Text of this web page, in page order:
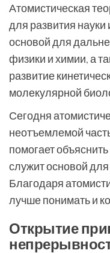
Атомистическая
для развития
основой для
физики и химии, а
развитие
молекулярной
Сегодня
неотъемлемой
помогает
служит основой
Благодаря
лучше понимать и
Открытие